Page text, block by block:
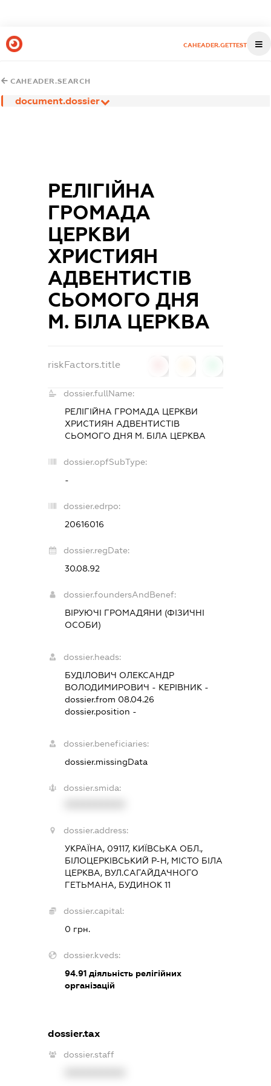
CAHEADER.GETTEST
CAHEADER.SEARCH
document.dossier
РЕЛІГІЙНА
ГРОМАДА
ЦЕРКВИ
ХРИСТИЯН
АДВЕНТИСТІВ
СЬОМОГО ДНЯ
М. БІЛА ЦЕРКВА
riskFactors.title
dossier.fullName:
РЕЛІГІЙНА ГРОМАДА ЦЕРКВИ
ХРИСТИЯН АДВЕНТИСТІВ
СЬОМОГО ДНЯ М. БІЛА ЦЕРКВА
dossier.opfSubType:
-
dossier.edrpo:
20616016
dossier.regDate:
30.08.92
dossier.foundersAndBenef:
ВІРУЮЧІ ГРОМАДЯНИ (ФІЗИЧНІ
ОСОБИ)
dossier.heads:
БУДІЛОВИЧ ОЛЕКСАНДР
ВОЛОДИМИРОВИЧ - КЕРІВНИК -
dossier.from 08.04.26
dossier.position -
dossier.beneficiaries:
dossier.missingData
dossier.smida:
dossier.address:
УКРАЇНА, 09117, КИЇВСЬКА ОБЛ.,
БІЛОЦЕРКІВСЬКИЙ Р-Н, МІСТО БІЛА
ЦЕРКВА, ВУЛ.САГАЙДАЧНОГО
ГЕТЬМАНА, БУДИНОК 11
dossier.capital:
0 грн.
dossier.kveds:
94.91 діяльність релігійних
організацій
dossier.tax
dossier.staff